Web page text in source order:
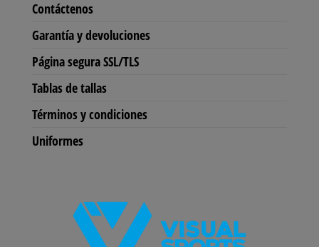
Contáctenos
Garantía y devoluciones
Página segura SSL/TLS
Tablas de tallas
Términos y condiciones
Uniformes